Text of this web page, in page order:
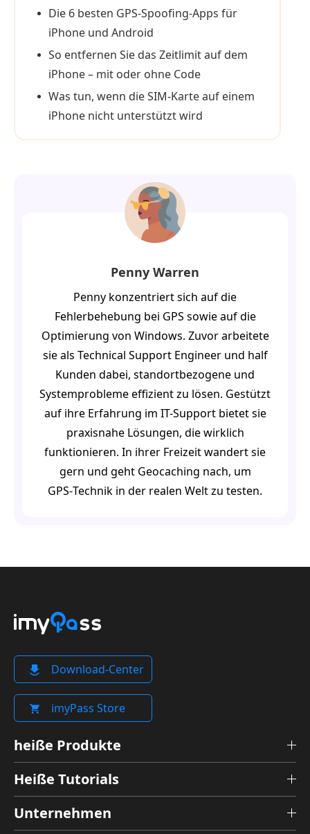
Die 6 besten GPS-Spoofing-Apps für
iPhone und Android
So entfernen Sie das Zeitlimit auf dem
iPhone – mit oder ohne Code
Was tun, wenn die SIM‑Karte auf einem
iPhone nicht unterstützt wird
Penny Warren
Penny konzentriert sich auf die
Fehlerbehebung bei GPS sowie auf die
Optimierung von Windows. Zuvor arbeitete
sie als Technical Support Engineer und half
Kunden dabei, standortbezogene und
Systemprobleme effizient zu lösen. Gestützt
auf ihre Erfahrung im IT-Support bietet sie
praxisnahe Lösungen, die wirklich
funktionieren. In ihrer Freizeit wandert sie
gern und geht Geocaching nach, um
GPS‑Technik in der realen Welt zu testen.
Download-Center
imyPass Store
heiße Produkte
Heiße Tutorials
Unternehmen